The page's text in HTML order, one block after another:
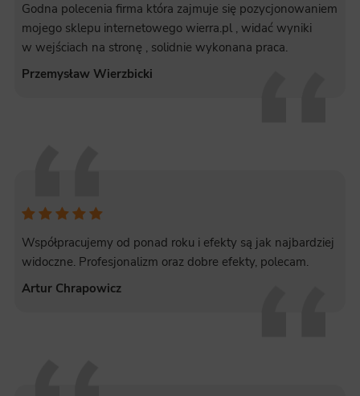
Godna polecenia firma która zajmuje się pozycjonowaniem
mojego sklepu internetowego wierra.pl , widać wyniki
w wejściach na stronę , solidnie wykonana praca.
Przemysław Wierzbicki
Współpracujemy od ponad roku i efekty są jak najbardziej
widoczne. Profesjonalizm oraz dobre efekty, polecam.
Artur Chrapowicz